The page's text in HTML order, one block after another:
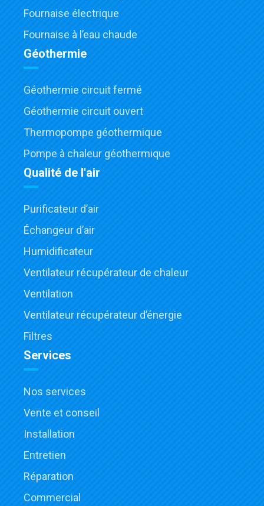
Fournaise électrique
Fournaise à l’eau chaude
Géothermie
Géothermie circuit fermé
Géothermie circuit ouvert
Thermopompe géothermique
Pompe à chaleur géothermique
Qualité de l'air
Purificateur d’air
Échangeur d’air
Humidificateur
Ventilateur récupérateur de chaleur
Ventilation
Ventilateur récupérateur d’énergie
Filtres
Services
Nos services
Vente et conseil
Installation
Entretien
Réparation
Commercial